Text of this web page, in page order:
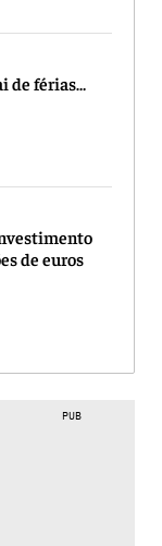
férias…
de euros
PUB